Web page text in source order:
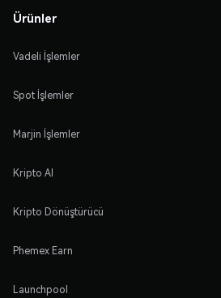
Ürünler
Vadeli İşlemler
Spot İşlemler
Marjin İşlemler
Kripto Al
Kripto Dönüştürücü
Phemex Earn
Launchpool